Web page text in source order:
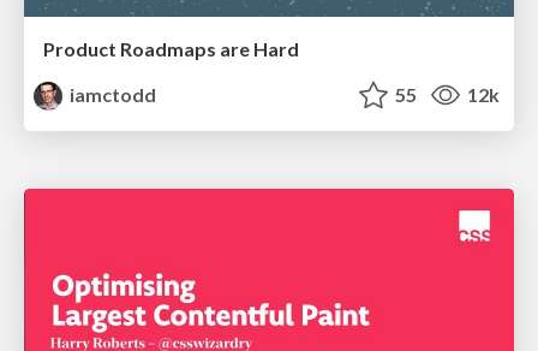
Product Roadmaps are Hard
iamctodd
55 12k